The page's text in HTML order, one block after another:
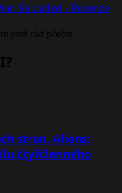
Reloaded – Recenze
jistě rád přečte
stran. Aliens:
čtyřčlenného